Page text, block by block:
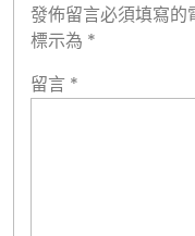
發佈留言必須填寫的
標示為 *
留言 *